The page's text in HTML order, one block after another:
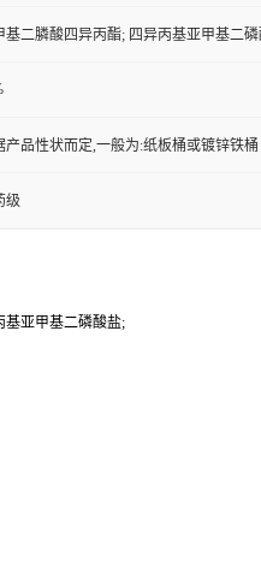
基二膦酸四异丙酯; 四异丙基亚甲基二
产品性状而定,一般为:纸板桶或镀锌铁桶
级
基亚甲基二磷酸盐;